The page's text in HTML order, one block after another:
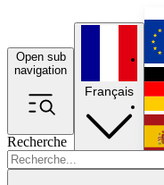
Open sub
navigation
Recherche
Français